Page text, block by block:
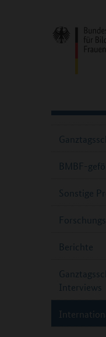
BMBF-
Sonstige
Berichte
Interviews